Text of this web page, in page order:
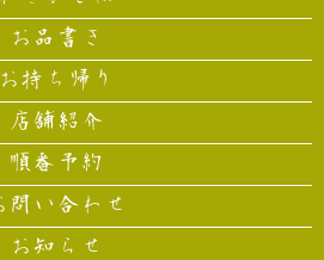
お品書き
お持ち帰り
店舗紹介
順番予約
問い合わせ
お知らせ